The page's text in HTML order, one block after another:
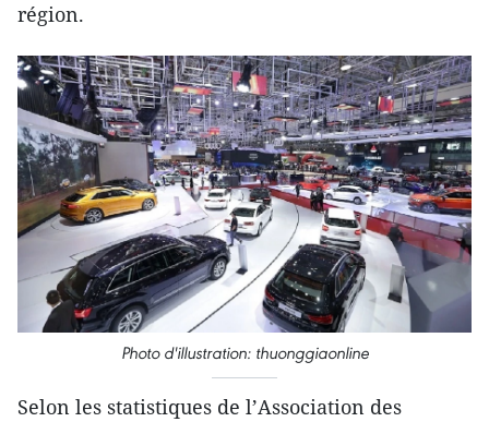
région.
Photo d'illustration: thuonggiaonline
Selon les statistiques de l’Association des